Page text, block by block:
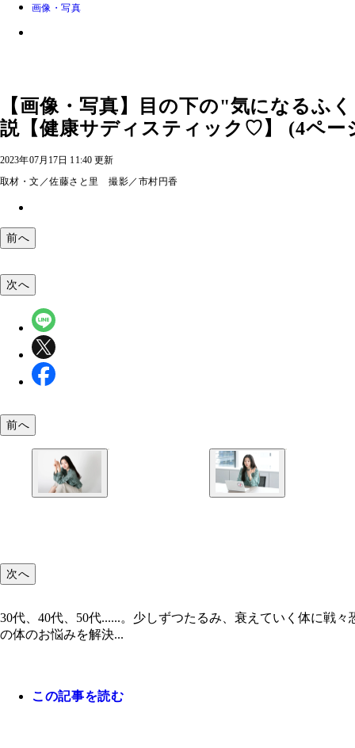
画像・写真
【画像・写真】目の下の"気になるふ
説【健康サディスティック♡】 (4ペー
2023年07月17日 11:40 更新
取材・文／佐藤さと里 撮影／市村円香
前へ
次へ
前へ
次へ
30代、40代、50代......。少しずつたるみ、衰えていく体に戦
の体のお悩みを解決...
この記事を読む